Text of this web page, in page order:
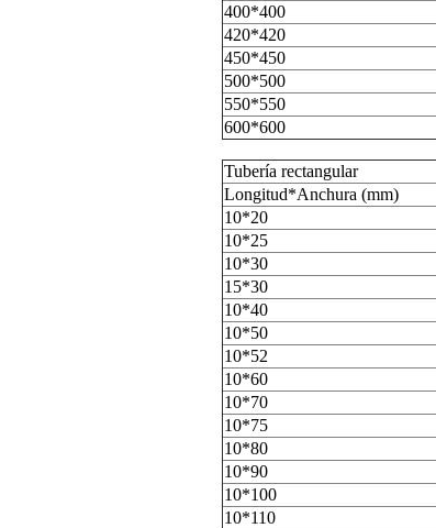
400*400
420*420
450*450
500*500
550*550
600*600
Tubería rectangular
Longitud*Anchura (mm)
10*20
10*25
10*30
15*30
10*40
10*50
10*52
10*60
10*70
10*75
10*80
10*90
10*100
10*110